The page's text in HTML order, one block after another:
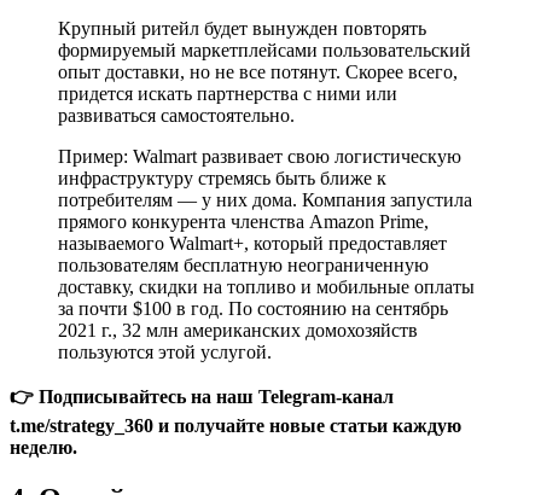
Крупный ритейл будет вынужден повторять
формируемый маркетплейсами пользовательский
опыт доставки, но не все потянут. Скорее всего,
придется искать партнерства с ними или
развиваться самостоятельно.
Пример: Walmart развивает свою логистическую
инфраструктуру стремясь быть ближе к
потребителям — у них дома. Компания запустила
прямого конкурента членства Amazon Prime,
называемого Walmart+, который предоставляет
пользователям бесплатную неограниченную
доставку, скидки на топливо и мобильные оплаты
за почти $100 в год. По состоянию на сентябрь
2021 г., 32 млн американских домохозяйств
пользуются этой услугой.
👉 Подписывайтесь на наш Telegram-канал
t.me/strategy_360 и получайте новые статьи каждую
неделю.